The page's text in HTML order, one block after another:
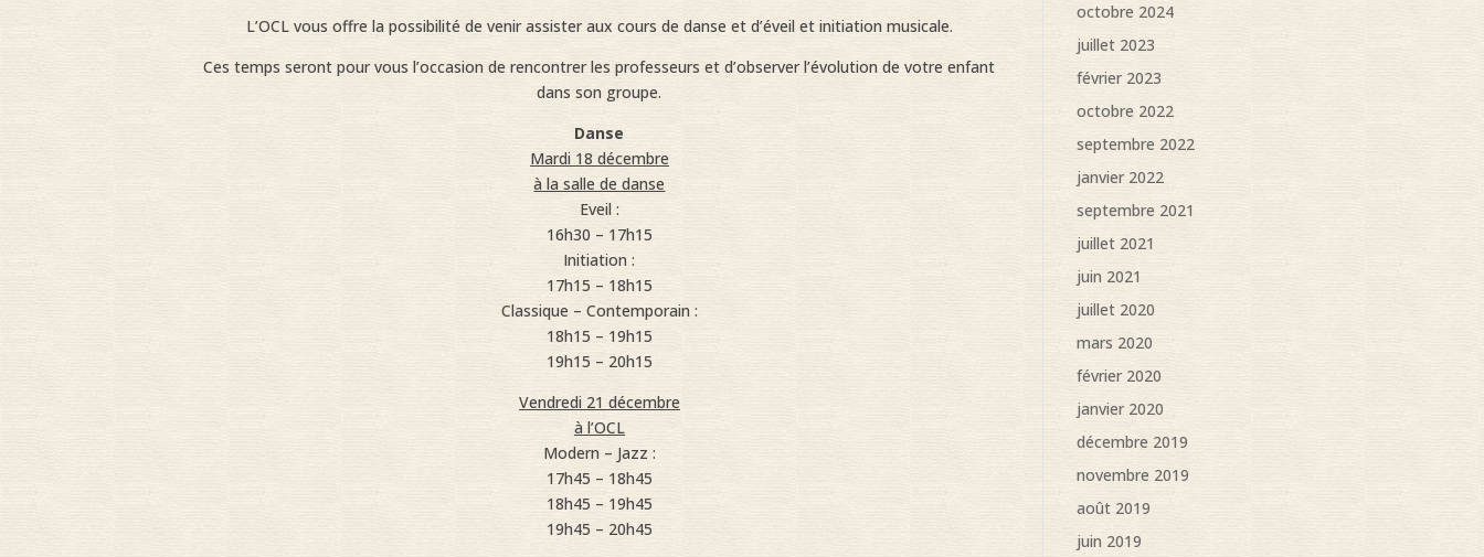
L’OCL vous offre la possibilité de venir assister aux cours de danse et d’éveil et initiation musicale.
Ces temps seront pour vous l’occasion de rencontrer les professeurs et d’observer l’évolution de votre enfant
dans son groupe.
Danse
Mardi 18 décembre
à la salle de danse
Eveil :
16h30 – 17h15
Initiation :
17h15 – 18h15
Classique – Contemporain :
18h15 – 19h15
19h15 – 20h15
Vendredi 21 décembre
à l’OCL
Modern – Jazz :
17h45 – 18h45
18h45 – 19h45
19h45 – 20h45
octobre 2024
juillet 2023
février 2023
octobre 2022
septembre 2022
janvier 2022
septembre 2021
juillet 2021
juin 2021
juillet 2020
mars 2020
février 2020
janvier 2020
décembre 2019
novembre 2019
août 2019
juin 2019